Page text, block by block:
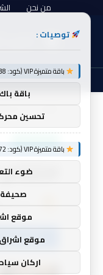
من نحن
بواسطة
توصيات :
باقة متميزة VIP (كود: AA11138):
باقة
تحسين
باقة متميزة VIP (كود: AA35872):
ضوء
موقع
موقع
اركان